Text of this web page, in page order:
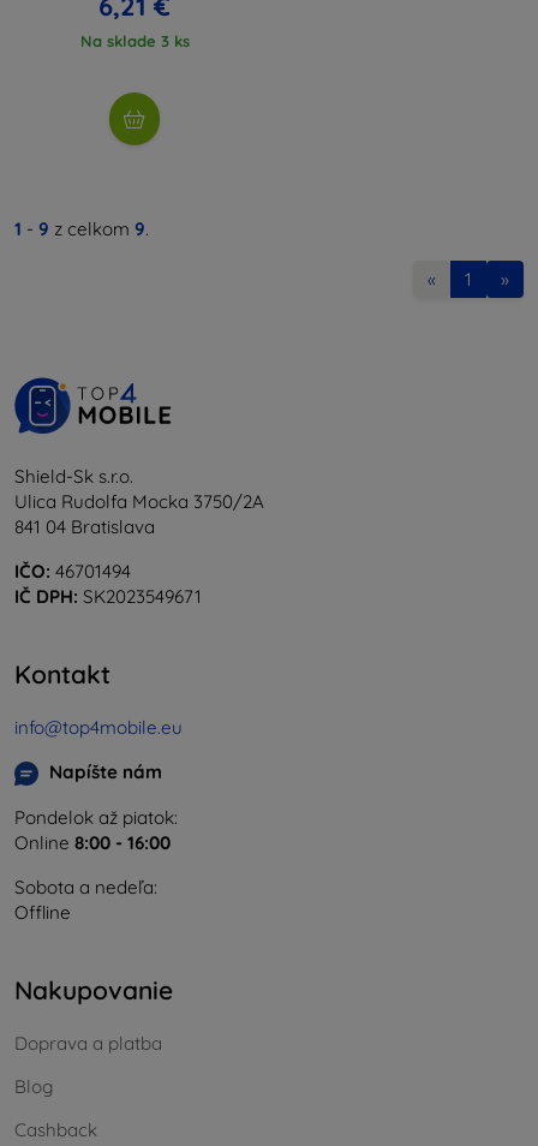
Na sklade 3 ks
1 - 9 z celkom 9.
« 1 »
Shield-Sk s.r.o.
Ulica Rudolfa Mocka 3750/2A
841 04 Bratislava
IČO: 46701494
IČ DPH: SK2023549671
Kontakt
info@top4mobile.eu
Napíšte nám
Pondelok až piatok:
Online 8:00 - 16:00
Sobota a nedeľa:
Offline
Nakupovanie
Doprava a platba
Blog
Cashback